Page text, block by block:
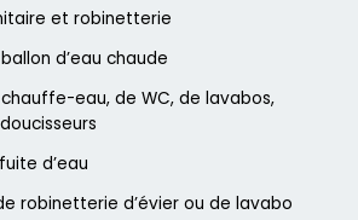
et robinetterie
d’eau chaude
eau, de WC, de lavabos,
d’eau
robinetterie d’évier ou de lavabo